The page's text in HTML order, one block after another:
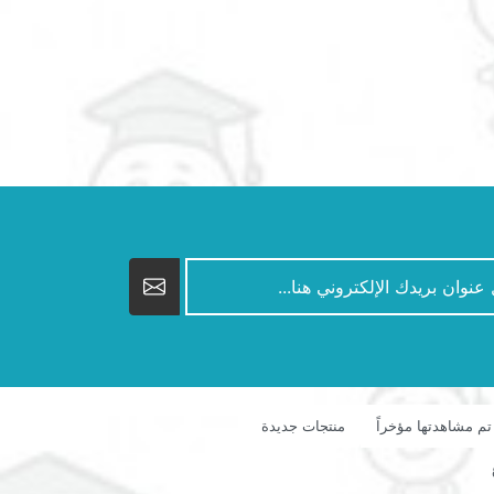
مشاهدتها مؤخراً منتجات جديدة